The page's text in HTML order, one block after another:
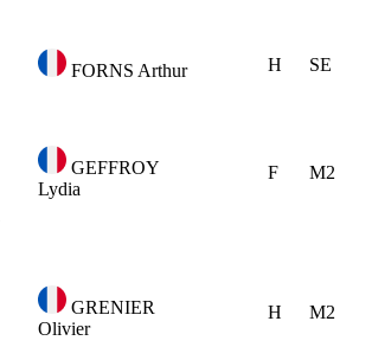
FORNS Arthur
H SE
GEFFROY
Lydia
F M2
GRENIER
Olivier
H M2